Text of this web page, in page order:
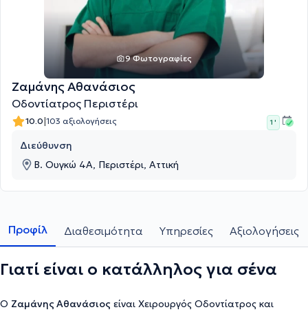
9 Φωτογραφίες
Ζαμάνης Αθανάσιος
Οδοντίατρος Περιστέρι
10.0|103 αξιολογήσεις 1 '
Διεύθυνση
Β. Ουγκώ 4Α, Περιστέρι, Αττική
Προφίλ Διαθεσιμότητα Υπηρεσίες Αξιολογήσεις
Γιατί είναι ο κατάλληλος για σένα
Ο Ζαμάνης Αθανάσιος είναι Χειρουργός Οδοντίατρος και